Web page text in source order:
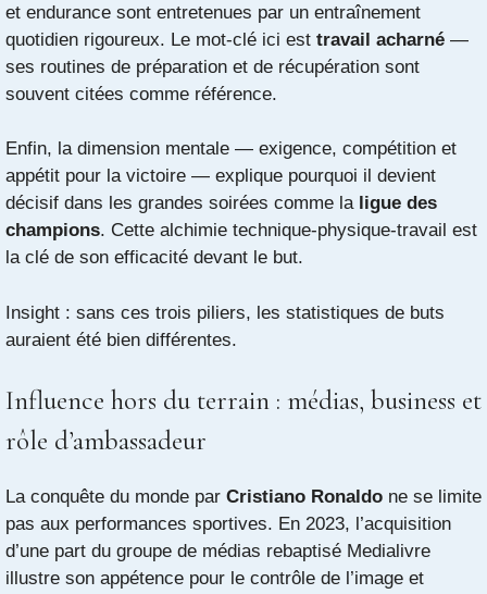
et endurance sont entretenues par un entraînement
quotidien rigoureux. Le mot-clé ici est travail acharné —
ses routines de préparation et de récupération sont
souvent citées comme référence.
Enfin, la dimension mentale — exigence, compétition et
appétit pour la victoire — explique pourquoi il devient
décisif dans les grandes soirées comme la ligue des
champions. Cette alchimie technique-physique-travail est
la clé de son efficacité devant le but.
Insight : sans ces trois piliers, les statistiques de buts
auraient été bien différentes.
Influence hors du terrain : médias, business et
rôle d’ambassadeur
La conquête du monde par Cristiano Ronaldo ne se limite
pas aux performances sportives. En 2023, l’acquisition
d’une part du groupe de médias rebaptisé Medialivre
illustre son appétence pour le contrôle de l’image et